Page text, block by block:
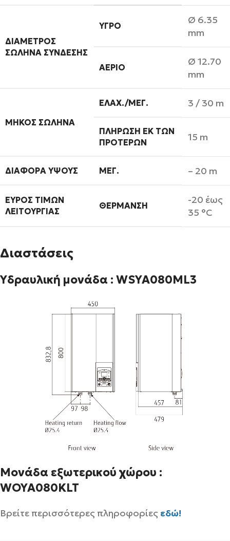
ΔΙΆΜΕΤΡΟΣ
ΣΩΛΉΝΑ ΣΎΝΔΕΣΗΣ
ΥΓΡΌ
Ø 6.35
mm
ΑΈΡΙΟ
Ø 12.70
mm
ΜΉΚΟΣ ΣΩΛΉΝΑ
ΕΛΆΧ./ΜΈΓ. 3 / 30 m
ΠΛΉΡΩΣΗ ΕΚ ΤΩΝ
ΠΡΟΤΈΡΩΝ
15 m
ΔΙΑΦΟΡΆ ΎΨΟΥΣ ΜΈΓ. – 20 m
ΕΎΡΟΣ ΤΙΜΏΝ
ΛΕΙΤΟΥΡΓΊΑΣ
ΘΈΡΜΑΝΣΗ
-20 έως
35 °C
Διαστάσεις
Υδραυλική μονάδα : WSYA080ML3
Μονάδα εξωτερικού χώρου :
WOYA080KLT
Βρείτε περισσότερες πληροφορίες εδώ!